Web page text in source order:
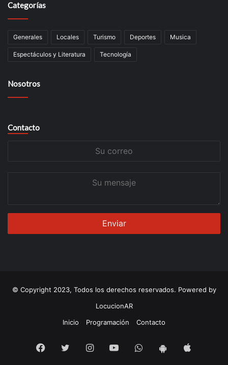
Categorías
Generales Locales Turismo Deportes Musica
Espectáculos y Literatura Tecnología
Nosotros
Contacto
© Copyright 2023, Todos los derechos reservados. Powered by
LocucionAR
Inicio
Programación Contacto
Facebook
TwitterInstagramYoutubeWhatsapp